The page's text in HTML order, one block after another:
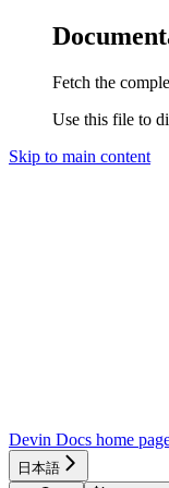
Fetch the
Use this file to
Skip to main content
Devin Docs home
日本語